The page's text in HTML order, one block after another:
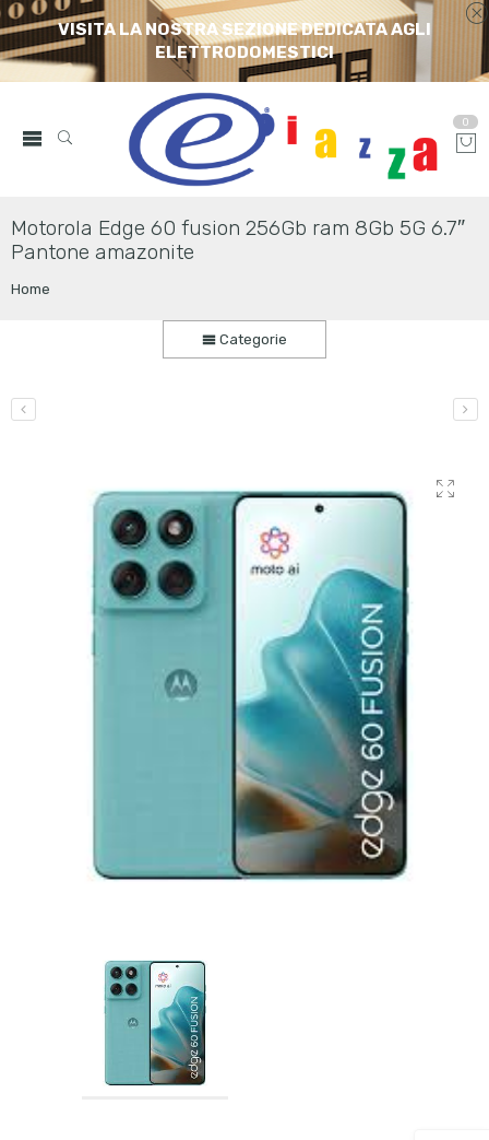
VISITA LA NOSTRA SEZIONE DEDICATA AGLI
ELETTRODOMESTICI
0
Motorola Edge 60 fusion 256Gb ram 8Gb 5G 6.7″
Pantone amazonite
Home
Categorie